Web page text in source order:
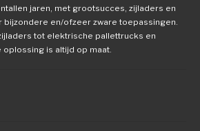
jaren, met grootsucces, zijladers en
en/ofzeer zware toepassingen.
tot elektrische pallettrucks en
oplossing is altijd op maat.